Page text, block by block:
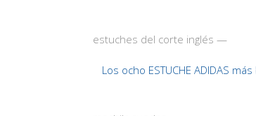
estuches del corte inglés —
Los ocho ESTUCHE ADIDAS